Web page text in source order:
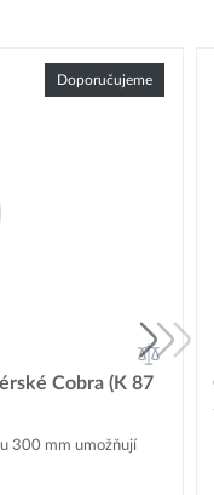
Doporučujeme
Cobra (K 87
300 mm umožňují